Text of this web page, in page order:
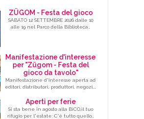
ZÜGOM - Festa del gioco
SABATO 12 SETTEMBRE 2026 dalle 10
alle 19 nel Parco della Biblioteca…
Manifestazione d'interesse
per "Zügom - Festa del
gioco da tavolo"
Manifestazione d'interesse aperta ad
editori, distributori, produttori, negozi,…
Aperti per ferie
Si sta bene in agosto alla BiCO,il tuo
rifugio per l'estate: C'è tutto quello…